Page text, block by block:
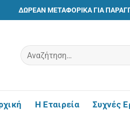
ΔΩΡΕΑΝ ΜΕΤΑΦΟΡΙΚΑ ΓΙΑ
Αναζήτηση
για:
Η Εταιρεία Συχνές